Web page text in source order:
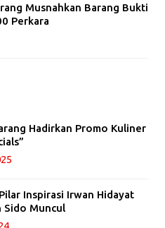
Musnahkan Barang Bukti
Perkara
Hadirkan Promo Kuliner
Inspirasi Irwan Hidayat
Sido Muncul